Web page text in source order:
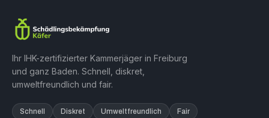
Ihr IHK-zertifizierter Kammerjäger in Freiburg
und ganz Baden. Schnell, diskret,
umweltfreundlich und fair.
Schnell Diskret Umweltfreundlich Fair